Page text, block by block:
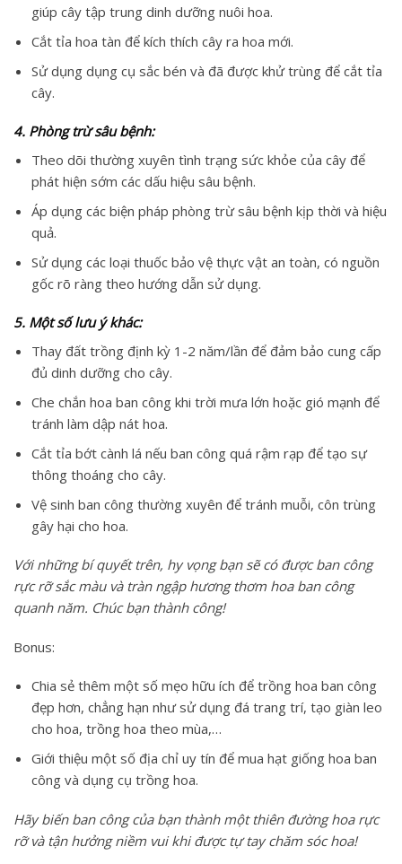
giúp cây tập trung dinh dưỡng nuôi hoa.
Cắt tỉa hoa tàn để kích thích cây ra hoa mới.
Sử dụng dụng cụ sắc bén và đã được khử trùng để cắt tỉa
cây.
4. Phòng trừ sâu bệnh:
Theo dõi thường xuyên tình trạng sức khỏe của cây để
phát hiện sớm các dấu hiệu sâu bệnh.
Áp dụng các biện pháp phòng trừ sâu bệnh kịp thời và hiệu
quả.
Sử dụng các loại thuốc bảo vệ thực vật an toàn, có nguồn
gốc rõ ràng theo hướng dẫn sử dụng.
5. Một số lưu ý khác:
Thay đất trồng định kỳ 1-2 năm/lần để đảm bảo cung cấp
đủ dinh dưỡng cho cây.
Che chắn hoa ban công khi trời mưa lớn hoặc gió mạnh để
tránh làm dập nát hoa.
Cắt tỉa bớt cành lá nếu ban công quá rậm rạp để tạo sự
thông thoáng cho cây.
Vệ sinh ban công thường xuyên để tránh muỗi, côn trùng
gây hại cho hoa.
Với những bí quyết trên, hy vọng bạn sẽ có được ban công
rực rỡ sắc màu và tràn ngập hương thơm hoa ban công
quanh năm. Chúc bạn thành công!
Bonus:
Chia sẻ thêm một số mẹo hữu ích để trồng hoa ban công
đẹp hơn, chẳng hạn như sử dụng đá trang trí, tạo giàn leo
cho hoa, trồng hoa theo mùa,…
Giới thiệu một số địa chỉ uy tín để mua hạt giống hoa ban
công và dụng cụ trồng hoa.
Hãy biến ban công của bạn thành một thiên đường hoa rực
rỡ và tận hưởng niềm vui khi được tự tay chăm sóc hoa!